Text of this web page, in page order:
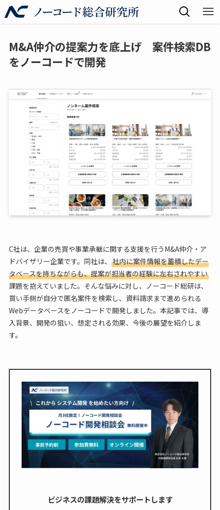
M&A仲介の提案力を底上げ 案件検索DB
をノーコードで開発
C社は、企業の売買や事業承継に関する支援を行うM&A仲介・ア
ドバイザリー企業です。同社は、 社内に案件情報を蓄積したデー
タベースを持ちながらも、提案が担当者の経験に左右されやすい
課題を抱えていました。そんな悩みに対し、ノーコード総研は、
買い手側が自分で匿名案件を検索し、資料請求まで進められる
Webデータベースをノーコードで開発しました。本記事では、導
入背景、開発の狙い、想定される効果、今後の展望を紹介しま
す。
ビジネスの課題解決をサポートします